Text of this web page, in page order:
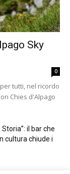
Sky
0
tutti, nel ricordo
Chies d'Alpago
Storia”: il bar che
cultura chiude i